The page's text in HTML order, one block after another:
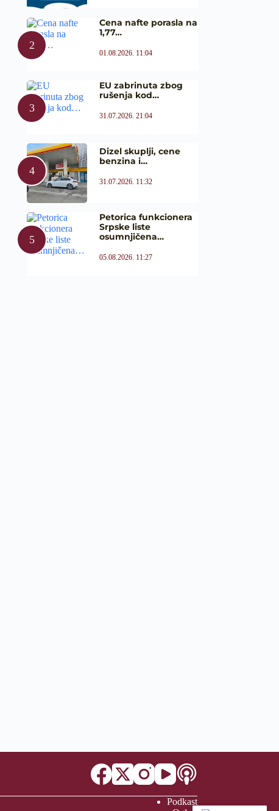
Cena nafte porasla na
1,77…
01.08.2026. 11:04
EU zabrinuta zbog
rušenja kod…
31.07.2026. 21:04
Dizel skuplji, cene
benzina i…
31.07.2026. 11:32
Petorica funkcionera
Srpske liste
osumnjičena…
05.08.2026. 11:27
Podkast